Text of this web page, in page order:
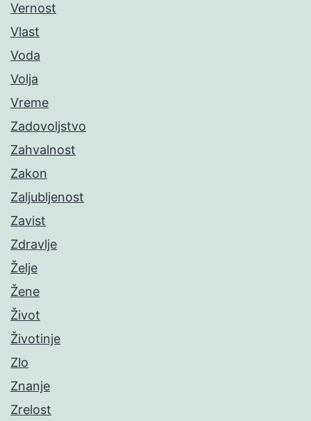
Vernost
Vlast
Voda
Volja
Vreme
Zadovoljstvo
Zahvalnost
Zakon
Zaljubljenost
Zavist
Zdravlje
Želje
Žene
Život
Životinje
Zlo
Znanje
Zrelost